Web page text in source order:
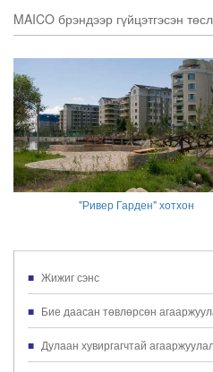
MAICO брэндээр гүйцэтгэсэн
"Ривер Гарден" хотхон
Жижиг сэнс
Бие даасан төвлөрсөн
Дулаан хувиргагчтай